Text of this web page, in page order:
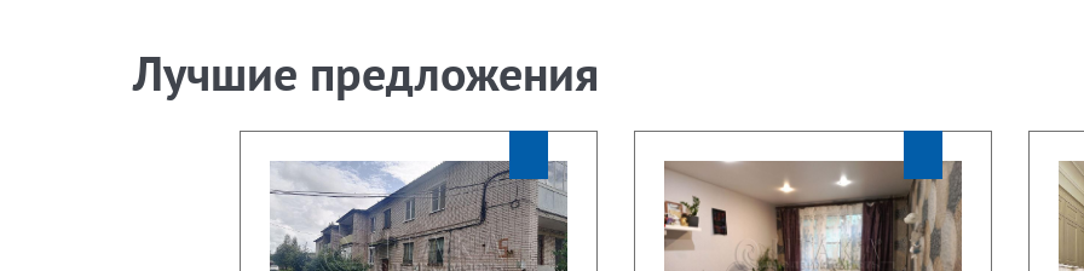
Лучшие предложения